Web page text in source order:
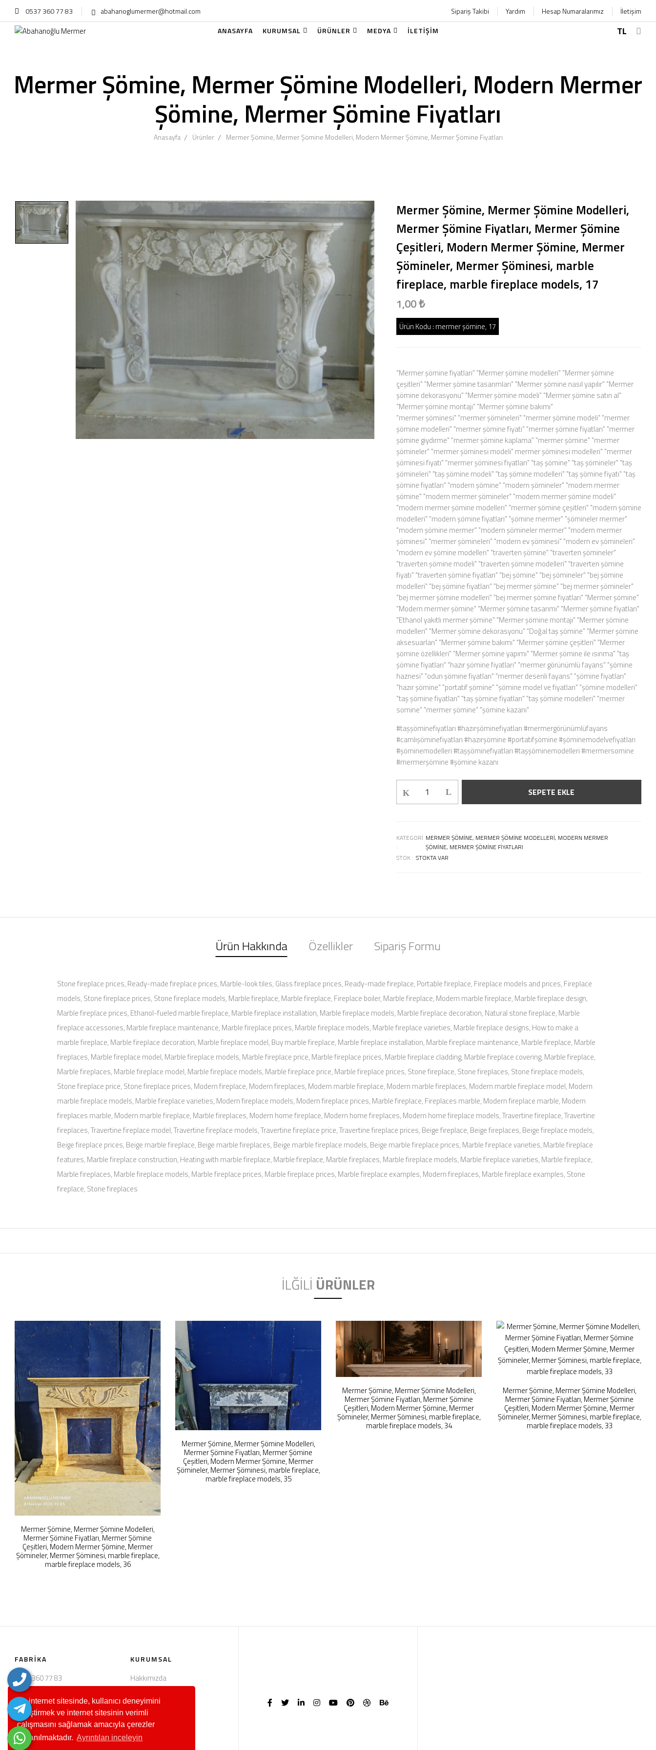
Bu internet sitesinde, kullanıcı deneyimini
geliştirmek ve internet sitesinin verimli
çalışmasını sağlamak amacıyla çerezler
kullanılmaktadır. Ayrıntıları inceleyin
0537 360 77 83 abahanoglumermer@hotmail.com Sipariş Takibi Yardım Hesap Numaralarımız
İletişim
ANASAYFA
KURUMSAL ÜRÜNLER MEDYA İLETİŞİM TL
Mermer Şömine, Mermer Şömine Modelleri, Modern Mermer
Şömine, Mermer Şömine Fiyatları
Anasayfa Ürünler Mermer Şömine, Mermer Şömine Modelleri, Modern Mermer Şömine, Mermer Şömine Fiyatları
Mermer Şömine, Mermer Şömine Modelleri,
Mermer Şömine Fiyatları, Mermer Şömine
Çeşitleri, Modern Mermer Şömine, Mermer
Şömineler, Mermer Şöminesi, marble
fireplace, marble fireplace models, 17
1,00 ₺
Ürün Kodu : mermer şömine, 17
"Mermer şömine fiyatları" "Mermer şömine modelleri" "Mermer şömine
çeşitleri" "Mermer şömine tasarımları" "Mermer şömine nasıl yapılır" "Mermer
şömine dekorasyonu" "Mermer şömine modeli" "Mermer şömine satın al"
"Mermer şömine montajı" "Mermer şömine bakımı"
"mermer şöminesi" "mermer şömineleri" "mermer şömine modeli" "mermer
şömine modelleri" "mermer şömine fiyatı" "mermer şömine fiyatları" "mermer
şömine giydirme" "mermer şömine kaplama" "mermer şömine" "mermer
şömineler" "mermer şöminesi modeli" mermer şöminesi modelleri" "mermer
şöminesi fiyatı" "mermer şöminesi fiyatları" "taş şömine" "taş şömineler" "taş
şömineleri" "taş şömine modeli" "taş şömine modelleri" "taş şömine fiyatı" "taş
şömine fiyatları" "modern şömine" "modern şömineler" "modern mermer
şömine" "modern mermer şömineler" "modern mermer şömine modeli"
"modern mermer şömine modelleri" "mermer şömine çeşitleri" "modern şömine
modelleri" "modern şömine fiyatları" "şömine mermer" "şömineler mermer"
"modern şömine mermer" "modern şömineler mermer" "modern mermer
şöminesi" "mermer şömineleri" "modern ev şöminesi" "modern ev şömineleri"
"modern ev şömine modelleri" "traverten şömine" "traverten şömineler"
"traverten şömine modeli" "traverten şömine modelleri" "traverten şömine
fiyatı" "traverten şömine fiyatları" "bej şömine" "bej şömineler" "bej şömine
modelleri" "bej şömine fiyatları" "bej mermer şömine" "bej mermer şömineler"
"bej mermer şömine modelleri" "bej mermer şömine fiyatları" "Mermer şömine"
"Modern mermer şömine" "Mermer şömine tasarımı" "Mermer şömine fiyatları"
"Ethanol yakıtlı mermer şömine" "Mermer şömine montajı" "Mermer şömine
modelleri" "Mermer şömine dekorasyonu" "Doğal taş şömine" "Mermer şömine
aksesuarları" "Mermer şömine bakımı" "Mermer şömine çeşitleri" "Mermer
şömine özellikleri" "Mermer şömine yapımı" "Mermer şömine ile ısınma" "taş
şömine fiyatları" "hazır şömine fiyatları" "mermer görünümlü fayans" "şömine
haznesi" "odun şömine fiyatları" "mermer desenli fayans" "şömine fiyatları"
"hazır şömine" "portatif şömine" "şömine model ve fiyatları" "şömine modelleri"
"taş şömine fiyatları" "taş şömine fiyatları" "taş şömine modelleri" "mermer
somine" "mermer şömine" "şömine kazanı"
#taşşöminefiyatları #hazırşöminefiyatları #mermergörünümlüfayans
#camlışöminefiyatları #hazırşömine #portatifşömine #şöminemodelvefiyatları
#şöminemodelleri #taşşöminefiyatları #taşşöminemodelleri #mermersomine
#mermerşömine #şömine kazanı
SEPETE EKLE
KATEGORI
:
MERMER ŞÖMINE, MERMER ŞÖMINE MODELLERI, MODERN MERMER
ŞÖMINE, MERMER ŞÖMINE FIYATLARI
STOK : STOKTA VAR
Ürün Hakkında Özellikler Sipariş Formu
Stone fireplace prices, Ready-made fireplace prices, Marble-look tiles, Glass fireplace prices, Ready-made fireplace, Portable fireplace, Fireplace models and prices, Fireplace
models, Stone fireplace prices, Stone fireplace models, Marble fireplace, Marble fireplace, Fireplace boiler, Marble fireplace, Modern marble fireplace, Marble fireplace design,
Marble fireplace prices, Ethanol-fueled marble fireplace, Marble fireplace installation, Marble fireplace models, Marble fireplace decoration, Natural stone fireplace, Marble
fireplace accessories, Marble fireplace maintenance, Marble fireplace prices, Marble fireplace models, Marble fireplace varieties, Marble fireplace designs, How to make a
marble fireplace, Marble fireplace decoration, Marble fireplace model, Buy marble fireplace, Marble fireplace installation, Marble fireplace maintenance, Marble fireplace, Marble
fireplaces, Marble fireplace model, Marble fireplace models, Marble fireplace price, Marble fireplace prices, Marble fireplace cladding, Marble fireplace covering, Marble fireplace,
Marble fireplaces, Marble fireplace model, Marble fireplace models, Marble fireplace price, Marble fireplace prices, Stone fireplace, Stone fireplaces, Stone fireplace models,
Stone fireplace price, Stone fireplace prices, Modern fireplace, Modern fireplaces, Modern marble fireplace, Modern marble fireplaces, Modern marble fireplace model, Modern
marble fireplace models, Marble fireplace varieties, Modern fireplace models, Modern fireplace prices, Marble fireplace, Fireplaces marble, Modern fireplace marble, Modern
fireplaces marble, Modern marble fireplace, Marble fireplaces, Modern home fireplace, Modern home fireplaces, Modern home fireplace models, Travertine fireplace, Travertine
fireplaces, Travertine fireplace model, Travertine fireplace models, Travertine fireplace price, Travertine fireplace prices, Beige fireplace, Beige fireplaces, Beige fireplace models,
Beige fireplace prices, Beige marble fireplace, Beige marble fireplaces, Beige marble fireplace models, Beige marble fireplace prices, Marble fireplace varieties, Marble fireplace
features, Marble fireplace construction, Heating with marble fireplace, Marble fireplace, Marble fireplaces, Marble fireplace models, Marble fireplace varieties, Marble fireplace,
Marble fireplaces, Marble fireplace models, Marble fireplace prices, Marble fireplace prices, Marble fireplace examples, Modern fireplaces, Marble fireplace examples, Stone
fireplace, Stone fireplaces
İLĞİLİ ÜRÜNLER
Mermer Şömine, Mermer Şömine Modelleri,
Mermer Şömine Fiyatları, Mermer Şömine
Çeşitleri, Modern Mermer Şömine, Mermer
Şömineler, Mermer Şöminesi, marble fireplace,
marble fireplace models, 36
Mermer Şömine, Mermer Şömine Modelleri,
Mermer Şömine Fiyatları, Mermer Şömine
Çeşitleri, Modern Mermer Şömine, Mermer
Şömineler, Mermer Şöminesi, marble fireplace,
marble fireplace models, 35
Mermer Şömine, Mermer Şömine Modelleri,
Mermer Şömine Fiyatları, Mermer Şömine
Çeşitleri, Modern Mermer Şömine, Mermer
Şömineler, Mermer Şöminesi, marble fireplace,
marble fireplace models, 34
Mermer Şömine, Mermer Şömine Modelleri,
Mermer Şömine Fiyatları, Mermer Şömine
Çeşitleri, Modern Mermer Şömine, Mermer
Şömineler, Mermer Şöminesi, marble fireplace,
marble fireplace models, 33
FABRIKA
0537 360 77 83
Tepecik Mahallesi, Bahçecik yolu
üzeri, 03752
İscehisar/Afyonkarahisar
abahanoglumermer@hotmail.com
KURUMSAL
Hakkımızda
Kariyer
İletişim